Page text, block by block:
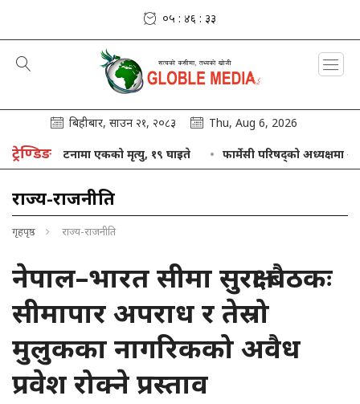
०५ : ४६ : ३४
बिहीबार, साउन २१, २०८३ Thu, Aug 6, 2026
ट्रेण्डिङ
बस दुर्घटनामा एकको मृत्यु, १९ घाइते फार्मेसी परिषद्को अध्यक्षमा आलम
राज्य-राजनीति
गृहपृष्ठ राज्य-राजनीति
नेपाल–भारत सीमा सुरक्षा बैठकः
सीमापार अपराध र तेस्रो
मुलुकका नागरिकको अवैध
प्रवेश रोक्ने प्रस्ताव